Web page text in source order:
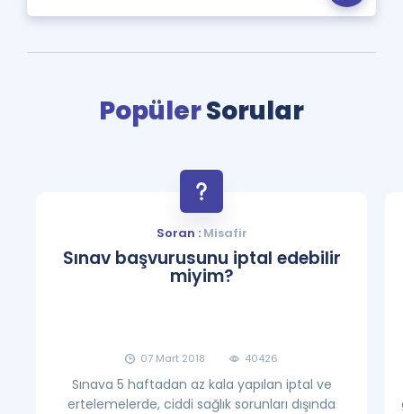
PopülerSorular
Soran :Misafir
Sınav başvurusunu iptal edebilir
miyim?
07 Mart 2018 40426
Sınava 5 haftadan az kala yapılan iptal ve
ertelemelerde, ciddi sağlık sorunları dışında